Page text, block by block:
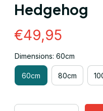
Hedgehog
€49,95
Dimensions: 60cm
60cm 80cm